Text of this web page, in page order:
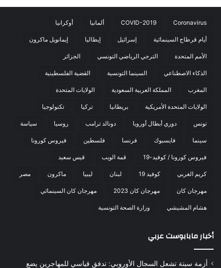
Coronavirus
COVID-2019 ألمانيا أوكرانيا
أيام قرطاج السينمائية إسرائيل إيطاليا إيمانويل ماكرون
الأمم المتحدة الترجي الرياضي التونسي الجزائر
الذكاء الاصطناعي السينما التونسية القضية الفلسطينية
المغرب المملكة العربية السعودية الولايات المتحدة
الولايات المتحدة الأمريكية بريطانيا تركيا تكنولوجيا
تونس دوري أبطال أوروبا دونالد ترامب روسيا سياسة
سينما فايسبوك فرنسا فلسطين فيروس كورونا
فيروس كورونا / كوفيد-19 قمة الويب قيس سعيد
كريم الغربي كوفيد 19 لبنان ليبيا ماكرون مصر
مهرجان كان مهرجان كان 2023 مهرجان كان السينمائي
هشام المشيشي وزارة الصحة التونسية
أخبار مابابوست عربي
أزمة سبتة تشعل السجال الأوروبي: تدفق قياسي للمهاجرين يضع